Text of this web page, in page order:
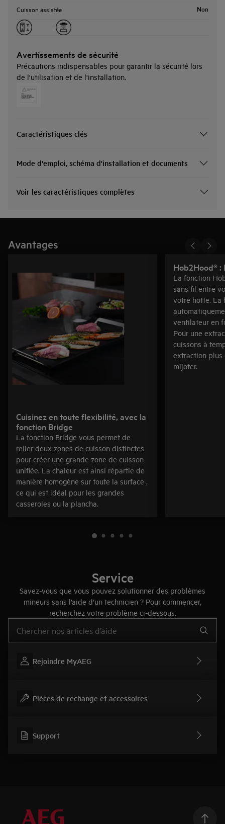
Cuisson assistée Non
Avertissements de sécurité
Précautions indispensables pour garantir la sécurité lors
de l'utilisation et de l'installation.
Caractéristiques clés
Mode d'emploi, schéma d'installation et documents
Voir les caractéristiques complètes
Avantages
Cuisinez en toute flexibilité, avec la
fonction Bridge
La fonction Bridge vous permet de
relier deux zones de cuisson distinctes
pour créer une grande zone de cuisson
unifiée. La chaleur est ainsi répartie de
manière homogène sur toute la surface ,
ce qui est idéal pour les grandes
casseroles ou la plancha.
Hob2Hood®
La fonction
sans fil entre
votre hotte. La
ventilateur en
Pour une
cuissons à
extraction plus
mijoter.
Service
Savez-vous que vous pouvez solutionner des problèmes
mineurs sans l’aide d’un technicien ? Pour commencer,
recherchez votre problème ci-dessous.
Rejoindre MyAEG
Pièces de rechange et accessoires
Support